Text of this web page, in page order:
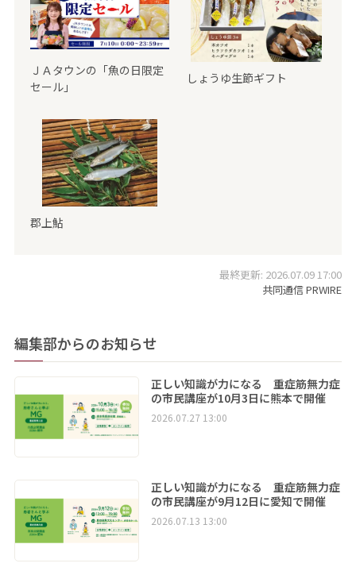
ＪＡタウンの「魚の日限定
セール」
しょうゆ生節ギフト
郡上鮎
最終更新: 2026.07.09 17:00
共同通信 PRWIRE
編集部からのお知らせ
正しい知識が力になる 重症筋無力症
の市民講座が10月3日に熊本で開催
2026.07.27 13:00
正しい知識が力になる 重症筋無力症
の市民講座が9月12日に愛知で開催
2026.07.13 13:00